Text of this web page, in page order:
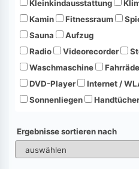
Kleinkindausstattung
Kamin
Fitnessraum
Sauna
Aufzug
Radio
Videorecorder
Waschmaschine
DVD-Player
Internet /
Sonnenliegen
Handtücher
Ergebnisse sortieren nach